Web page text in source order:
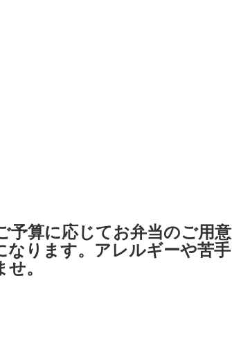
予算に応じてお弁当のご用意
なります。アレルギーや苦手
。